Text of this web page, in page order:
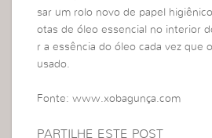
sar um rolo novo de papel
otas de óleo essencial no interior
r a essência do óleo cada vez que
usado.
Fonte: www.xobagunça.com
PARTILHE ESTE POST